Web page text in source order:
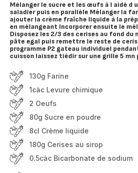
Mélanger le sucre et les œufs à l aidé d
saladier puis en parallèle Mélanger la
ajouter la crème fraîche liquide à la
en mélangeant Incorporer ensuite le
Disposez les 2/3 des cerises au fond du
pâte egal puis remettre le reste de
programme P2 gateau individuel
cuisson laissez tiédir sur une grille 5 mn
130g Farine
1càc Levure chimique
2 Oeufs
80g Sucre en poudre
8cl Crème liquide
180g Cerises au sirop
0.5càc Bicarbonate de sodium